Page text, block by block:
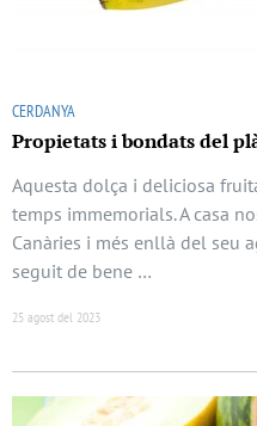
CERDANYA
Propietats i bondats del
Aquesta dolça i deliciosa
temps immemorials. A casa
Canàries i més enllà del seu
seguit de bene …
25 agost del 2023